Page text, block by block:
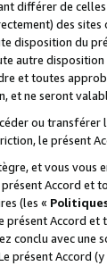
différer de
des sites
disposition du
autre disposition
et toutes
et ne seront
ou
le présent
et vous vous
présent Accord et
(les «
présent Accord et
conclu avec une
présent Accord